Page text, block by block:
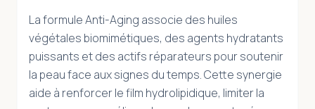
La formule Anti-Aging associe des huiles
végétales biomimétiques, des agents hydratants
puissants et des actifs réparateurs pour soutenir
la peau face aux signes du temps. Cette synergie
aide à renforcer le film hydrolipidique, limiter la